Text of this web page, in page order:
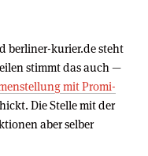
berliner-kurier.de steht
stimmt das auch —
mit Promi-
Die Stelle mit der
aber selber